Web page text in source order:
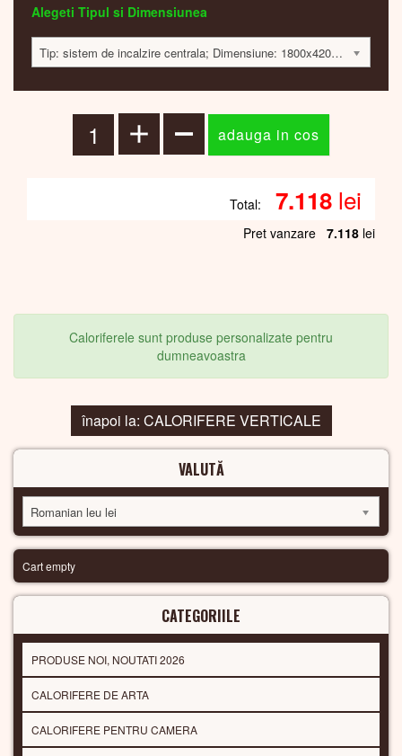
Alegeti Tipul si Dimensiunea
Tip: sistem de incalzire centrala; Dimensiune: 1800x420x60; 584 Watt; 7100 lei
Total: 7.118 lei
Pret vanzare 7.118 lei
Caloriferele sunt produse personalizate pentru
dumneavoastra
înapoi la: CALORIFERE VERTICALE
VALUTĂ
Romanian leu lei
Cart empty
CATEGORIILE
PRODUSE NOI, NOUTATI 2026
CALORIFERE DE ARTA
CALORIFERE PENTRU CAMERA